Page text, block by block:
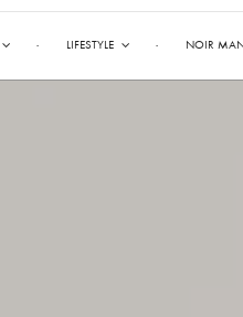
LIFESTYLE NOIR